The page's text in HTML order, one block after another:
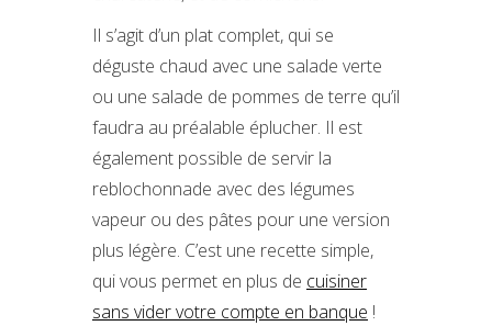
Il s’agit d’un plat complet, qui se
déguste chaud avec une salade verte
ou une salade de pommes de terre qu’il
faudra au préalable éplucher. Il est
également possible de servir la
reblochonnade avec des légumes
vapeur ou des pâtes pour une version
plus légère. C’est une recette simple,
qui vous permet en plus de cuisiner
sans vider votre compte en banque !